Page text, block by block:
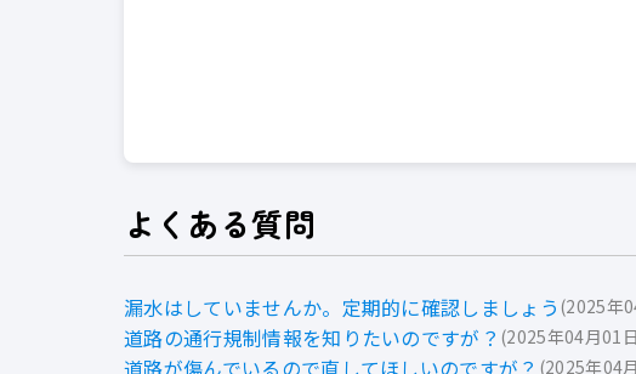
よくある質問
漏水はしていませんか。定期的に確認しましょう 2025年
道路の通行規制情報を知りたいのですが？ 2025年04月01日
道路が傷んでいるので直してほしいのですが？ 2025年04